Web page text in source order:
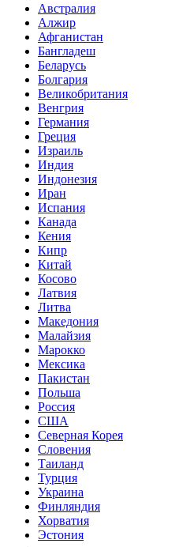
Австралия
Алжир
Афганистан
Бангладеш
Беларусь
Болгария
Великобритания
Венгрия
Германия
Греция
Израиль
Индия
Индонезия
Иран
Испания
Канада
Кения
Кипр
Китай
Косово
Латвия
Литва
Македония
Малайзия
Марокко
Мексика
Пакистан
Польша
Россия
США
Северная Корея
Словения
Таиланд
Турция
Украина
Финляндия
Хорватия
Эстония